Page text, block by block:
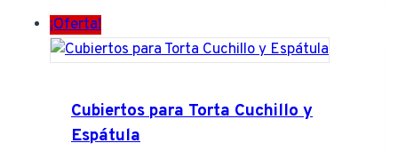
¡Oferta!
Cubiertos para Torta Cuchillo y
Espátula